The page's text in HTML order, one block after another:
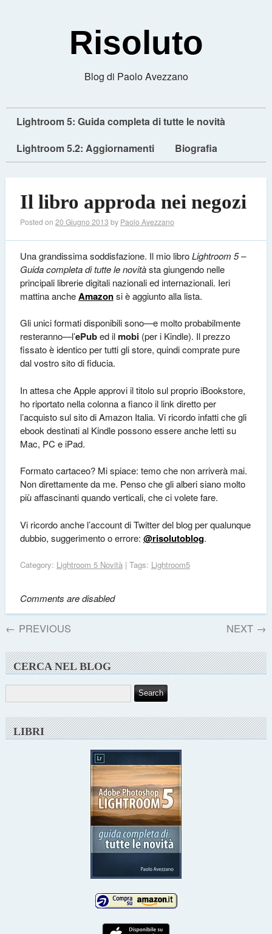
Risoluto
Blog di Paolo Avezzano
Lightroom 5: Guida completa di tutte le novità
Lightroom 5.2: Aggiornamenti
Biografia
Il libro approda nei negozi
Posted on 20 Giugno 2013 by Paolo Avezzano
Una grandissima soddisfazione. Il mio libroLightroom 5 –
Guida completa di tutte le novitàsta giungendo nelle
principali librerie digitali nazionali ed internazionali. Ieri
mattina ancheAmazonsi è aggiunto alla lista.
Gli unici formati disponibili sono—e molto probabilmente
resteranno—l’ePubed ilmobi(per i Kindle). Il prezzo
fissato è identico per tutti gli store, quindi comprate pure
dal vostro sito di fiducia.
In attesa che Apple approvi il titolo sul proprio iBookstore,
ho riportato nella colonna a fianco il link diretto per
l’acquisto sul sito di Amazon Italia. Vi ricordo infatti che gli
ebook destinati al Kindle possono essere anche letti su
Mac, PC e iPad.
Formato cartaceo? Mi spiace: temo che non arriverà mai.
Non direttamente da me. Penso che gli alberi siano molto
più affascinanti quando verticali, che ci volete fare.
Vi ricordo anche l’account di Twitter del blog per qualunque
dubbio, suggerimento o errore: @risolutoblog.
Category: Lightroom 5 Novità| Tags: Lightroom5
Comments are disabled
← PREVIOUS NEXT →
CERCA NEL BLOG
LIBRI